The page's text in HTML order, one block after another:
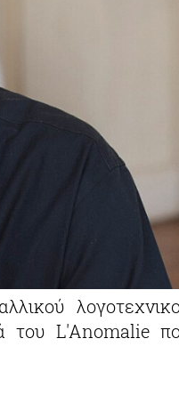
του L'Anomalie